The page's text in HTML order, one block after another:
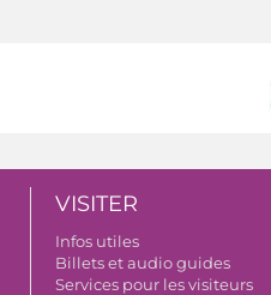
VISITER
Infos utiles
Billets et audio guides
Services pour les visiteurs